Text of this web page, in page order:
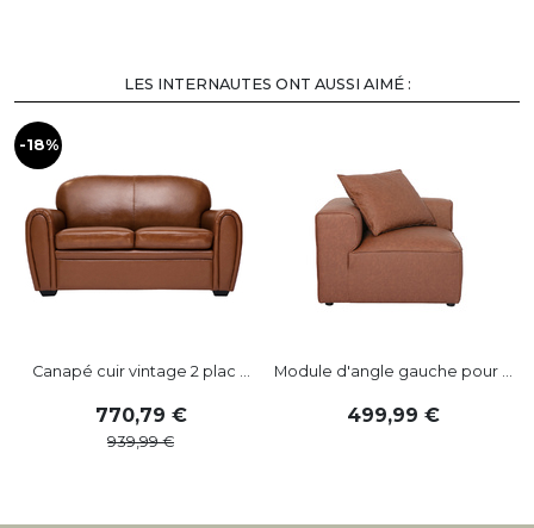
LES INTERNAUTES ONT AUSSI AIMÉ :
-18%
Canapé cuir vintage 2 plac ...
770,79
939,99
Module d'angle gauche pour ...
499,99